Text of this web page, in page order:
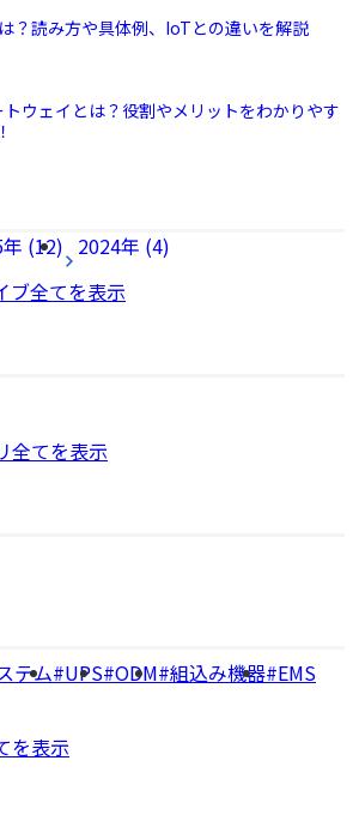
？読み方や具体例、IoTとの違いを解説
ウェイとは？役割やメリットをわかりやす
(12) 2024年 (4)
ブ全てを表示
全てを表示
テム UPS ODM 組込み機器 EMS
を表示